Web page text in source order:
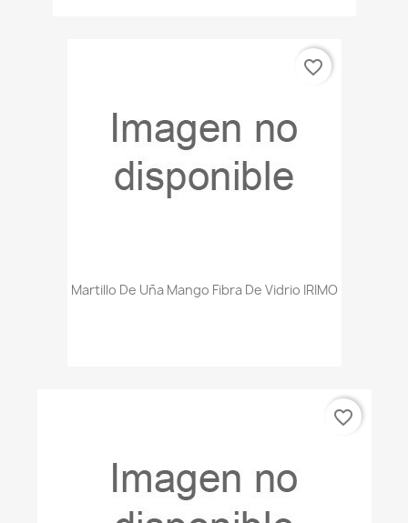
Martillo De Uña Mango Fibra De Vidrio IRIMO
favorite_border
favorite_border